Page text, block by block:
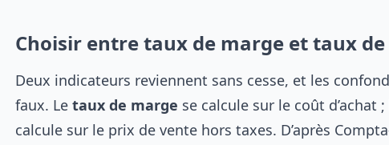
Choisir entre taux de marge et taux
Deux indicateurs reviennent sans cesse, et les
faux. Le taux de marge se calcule sur le coût d’achat ;
calcule sur le prix de vente hors taxes. D’après